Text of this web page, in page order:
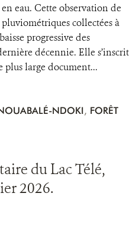
eau. Cette observation de
collectées à
progressive des
décennie. Elle s’inscrit
plus large document...
NDOKI, FORÊT
du Lac Télé,
2026.